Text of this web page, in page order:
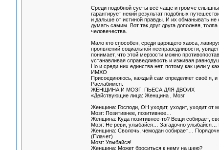
Среди подобной суеты всё чаще и громче слышны
гарантирует некий результат подобных
и дальше от истиной правды. И их обманывать
думать самим. Вот так друг друга дополняя,
человечества.
Мало кто способен, среди царящего хаоса,
проявлений социальной несправедливости,
понимает, что этой мерзости можно
устанавливая справедливость и изживая
Но и среди них единства нет, потому как цели у
ИМХО
Присоединяюсь, каждый сам определяет своё я, и
Раслабимся.
ЖЕНЩИНА И МОЗГ: ПЬЕСА ДЛЯ ДВОИХ
«Действующие лица: Женщина , Мозг
Женщина: Господи, ОН уходит, уходит, уходит от
Мозг: Позитивнее, позитивнее…
Женщина: Куда позитивнее-то? Вещи собирает,
Мозг: Не реви, улыбайся… Загадочно улыбайся…
Женщина: Сволочь, чемодан собирает…
(Плачет)
Мозг: Улыбайся!
Женщина: Может броситься к нему на шею?